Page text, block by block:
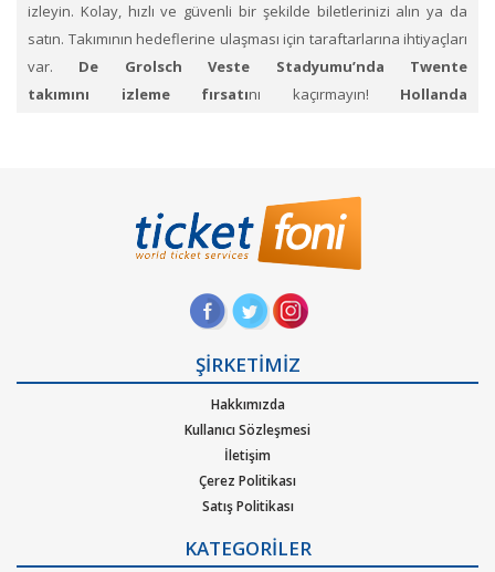
izleyin. Kolay, hızlı ve güvenli bir şekilde biletlerinizi alın ya da
satın. Takımının hedeflerine ulaşması için taraftarlarına ihtiyaçları
var. De Grolsch Veste Stadyumu’nda Twente
takımını izleme fırsatını kaçırmayın! Hollanda
Ticketfoni’ye üye olunuz. Bilet seçiminizi yapınız. (Katılmak
istediğiniz etkinlik ya da etkinliklere ait siteye optimize edilmiş
Size sunulan güvenli ödeme adımına geçiniz. Artık biletiniz
ŞİRKETİMİZ
Hakkımızda
Kullanıcı Sözleşmesi
İletişim
Çerez Politikası
Satış Politikası
Kurumsal Ağırlama
KATEGORİLER